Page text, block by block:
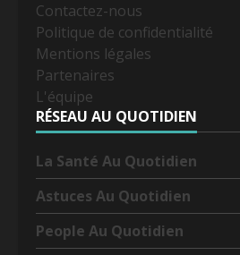
Contactez-nous
Politique de confidentialité
Mentions légales
Partenaires
L'équipe
RÉSEAU AU QUOTIDIEN
La Santé Au Quotidien
Astuces Au Quotidien
People Au Quotidien